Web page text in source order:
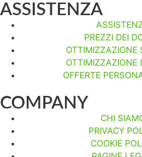
ASSISTENZA
PREZZI DEI
OTTIMIZZAZIONE
OTTIMIZZAZIONE
OFFERTE
COMPANY
CHI
PRIVACY
COOKIE